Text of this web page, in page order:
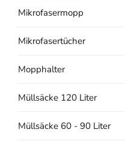
Mikrofasermopp
Mikrofasertücher
Mopphalter
Müllsäcke 120 Liter
Müllsäcke 60 - 90 Liter